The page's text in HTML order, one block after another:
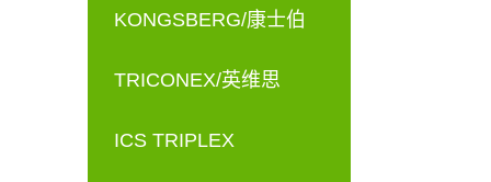
KONGSBERG/康士伯
TRICONEX/英维思
ICS TRIPLEX